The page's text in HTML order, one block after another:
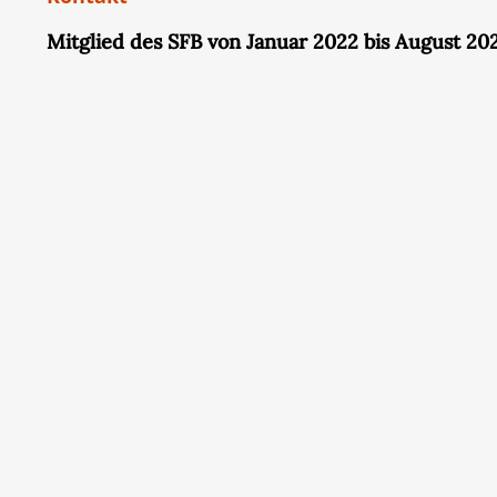
Mitglied des SFB von Januar 2022 bis August